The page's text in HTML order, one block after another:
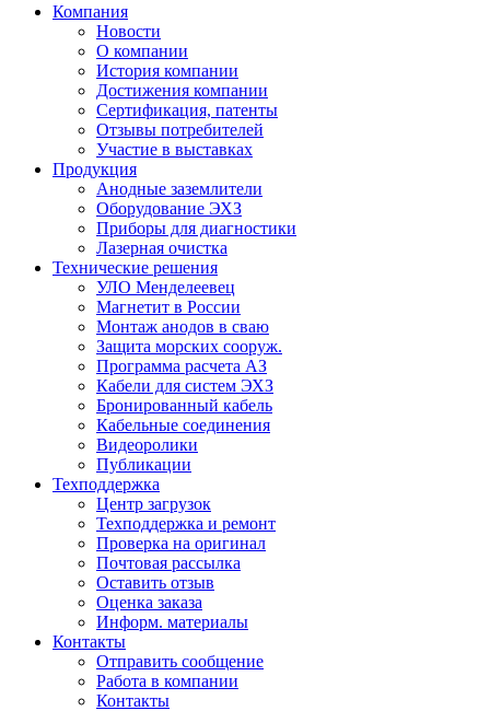
Компания
Новости
О компании
История компании
Достижения компании
Сертификация, патенты
Отзывы потребителей
Участие в выставках
Продукция
Анодные заземлители
Оборудование ЭХЗ
Приборы для диагностики
Лазерная очистка
Технические решения
УЛО Менделеевец
Магнетит в России
Монтаж анодов в сваю
Защита морских сооруж.
Программа расчета АЗ
Кабели для систем ЭХЗ
Бронированный кабель
Кабельные соединения
Видеоролики
Публикации
Техподдержка
Центр загрузок
Техподдержка и ремонт
Проверка на оригинал
Почтовая рассылка
Оставить отзыв
Оценка заказа
Информ. материалы
Контакты
Отправить сообщение
Работа в компании
Контакты